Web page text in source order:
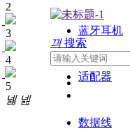
蓝牙耳机
适配器
数据线
끠 搜索
2
3
4
5
넳 넲